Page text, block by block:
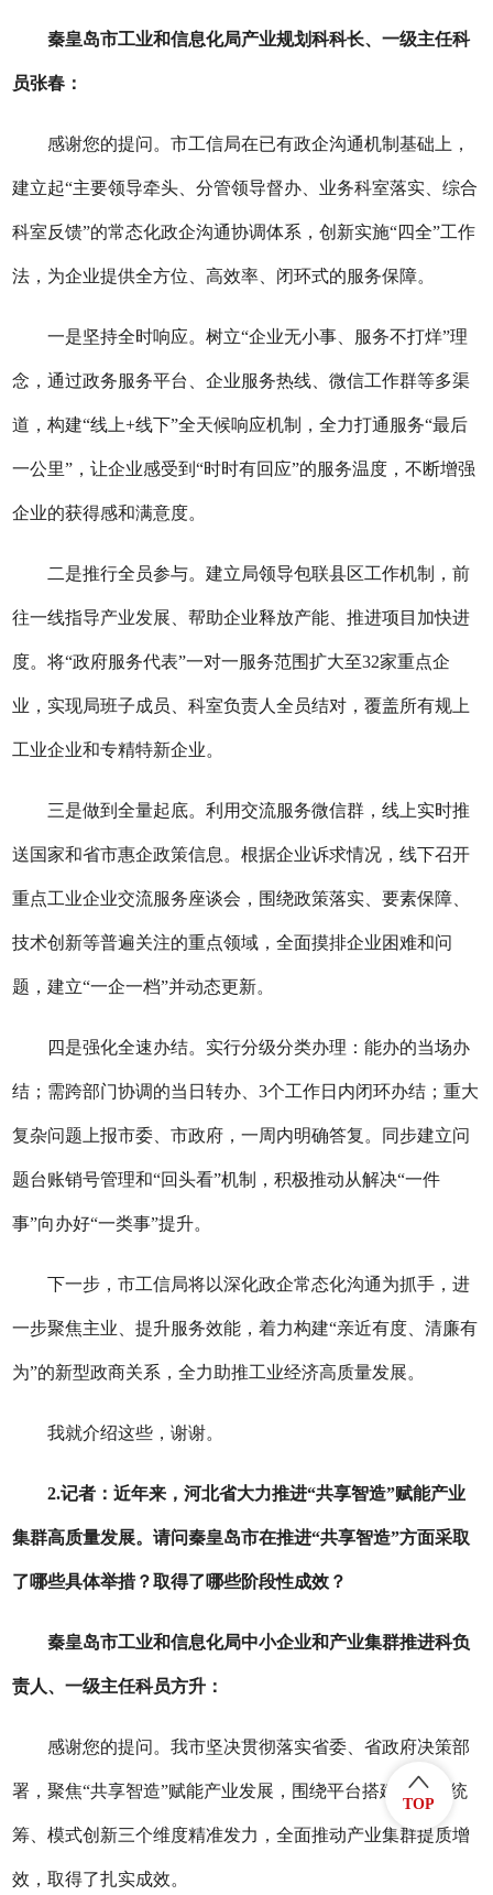
秦皇岛市工业和信息化局产业规划科科长、一级主任科
员张春 ：
感谢您的提问。市工信局在已有政企沟通机制基础上，
建立起“主要领导牵头、分管领导督办、业务科室落实、综合
科室反馈”的常态化政企沟通协调体系，创新实施“四全”工作
法，为企业提供全方位、高效率、闭环式的服务保障。
一是坚持全时响应。树立“企业无小事、服务不打烊”理
念，通过政务服务平台、企业服务热线、微信工作群等多渠
道，构建“线上+线下”全天候响应机制，全力打通服务“最后
一公里”，让企业感受到“时时有回应”的服务温度，不断增强
企业的获得感和满意度。
二是推行全员参与。建立局领导包联县区工作机制，前
往一线指导产业发展、帮助企业释放产能、推进项目加快进
度。将“政府服务代表”一对一服务范围扩大至32家重点企
业，实现局班子成员、科室负责人全员结对，覆盖所有规上
工业企业和专精特新企业。
三是做到全量起底。利用交流服务微信群，线上实时推
送国家和省市惠企政策信息。根据企业诉求情况，线下召开
重点工业企业交流服务座谈会，围绕政策落实、要素保障、
技术创新等普遍关注的重点领域，全面摸排企业困难和问
题，建立“一企一档”并动态更新。
四是强化全速办结。实行分级分类办理：能办的当场办
结；需跨部门协调的当日转办、3个工作日内闭环办结；重大
复杂问题上报市委、市政府，一周内明确答复。同步建立问
题台账销号管理和“回头看”机制，积极推动从解决“一件
事”向办好“一类事”提升。
下一步，市工信局将以深化政企常态化沟通为抓手，进
一步聚焦主业、提升服务效能，着力构建“亲近有度、清廉有
为”的新型政商关系，全力助推工业经济高质量发展。
我就介绍这些，谢谢。
2.记者：近年来，河北省大力推进“共享智造”赋能产业
集群高质量发展。请问秦皇岛市在推进“共享智造”方面采取
了哪些具体举措？取得了哪些阶段性成效？
秦皇岛市工业和信息化局中小企业和产业集群推进科负
责人、一级主任科员方升：
感谢您的提问。我市坚决贯彻落实省委、省政府决策部
署，聚焦“共享智造”赋能产业发展，围绕平台搭建、资源统
筹、模式创新三个维度精准发力，全面推动产业集群提质增
效，取得了扎实成效。
TOP